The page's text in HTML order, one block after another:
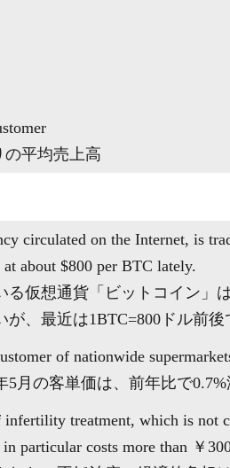
の平均売上高
circulated on the Internet, is
about $800 per BTC lately.
る仮想通貨「ビットコイン」
、最近は1BTC=800ドル前後
of nationwide
5月の客単価は、前年比で0.7%
treatment, which is not
particular costs more than ￥